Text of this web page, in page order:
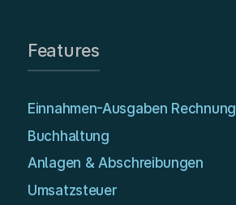
Features
Einnahmen-Ausgaben Rechnung
Buchhaltung
Anlagen & Abschreibungen
Umsatzsteuer